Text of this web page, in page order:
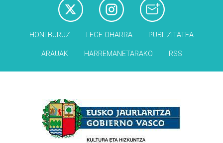
HONI BURUZ LEGE OHARRA PUBLIZITATEA
ARAUAK HARREMANETARAKO RSS